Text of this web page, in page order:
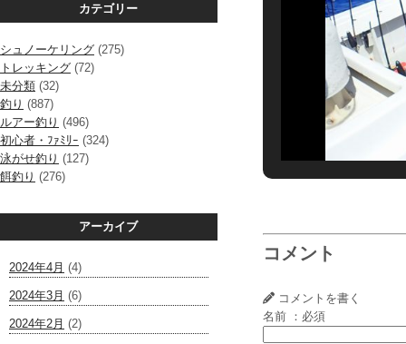
カテゴリー
シュノーケリング (275)
トレッキング (72)
未分類 (32)
釣り (887)
ルアー釣り (496)
初心者・ﾌｧﾐﾘｰ (324)
泳がせ釣り (127)
餌釣り (276)
アーカイブ
2024年4月 (4)
2024年3月 (6)
2024年2月 (2)
コメント
コメントを書く
名前 ：必須